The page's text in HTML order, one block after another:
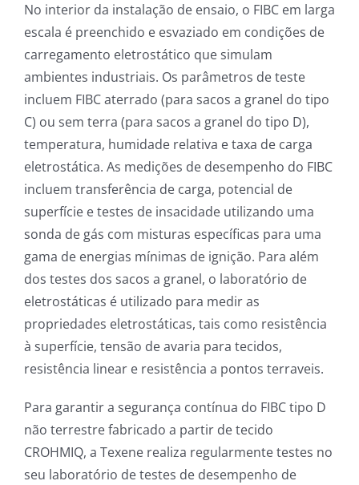
No interior da instalação de ensaio, o FIBC em larga
escala é preenchido e esvaziado em condições de
carregamento eletrostático que simulam
ambientes industriais. Os parâmetros de teste
incluem FIBC aterrado (para sacos a granel do tipo
C) ou sem terra (para sacos a granel do tipo D),
temperatura, humidade relativa e taxa de carga
eletrostática. As medições de desempenho do FIBC
incluem transferência de carga, potencial de
superfície e testes de insacidade utilizando uma
sonda de gás com misturas específicas para uma
gama de energias mínimas de ignição. Para além
dos testes dos sacos a granel, o laboratório de
eletrostáticas é utilizado para medir as
propriedades eletrostáticas, tais como resistência
à superfície, tensão de avaria para tecidos,
resistência linear e resistência a pontos terraveis.
Para garantir a segurança contínua do FIBC tipo D
não terrestre fabricado a partir de tecido
CROHMIQ, a Texene realiza regularmente testes no
seu laboratório de testes de desempenho de